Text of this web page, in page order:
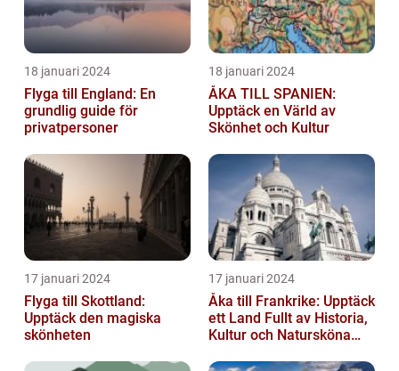
18 januari 2024
Flyga till England: En
grundlig guide för
privatpersoner
18 januari 2024
ÅKA TILL SPANIEN:
Upptäck en Värld av
Skönhet och Kultur
17 januari 2024
Flyga till Skottland:
Upptäck den magiska
skönheten
17 januari 2024
Åka till Frankrike: Upptäck
ett Land Fullt av Historia,
Kultur och Natursköna